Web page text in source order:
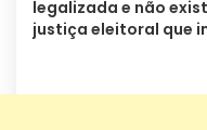
legalizada e não
justiça eleitoral que